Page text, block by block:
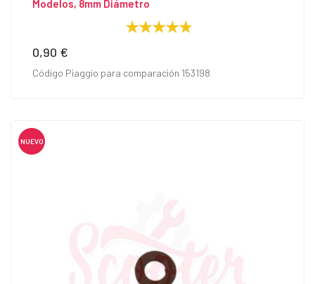
Modelos, 8mm Diámetro
Precio
0,90 €
Código Piaggio para comparación 153198
NUEVO